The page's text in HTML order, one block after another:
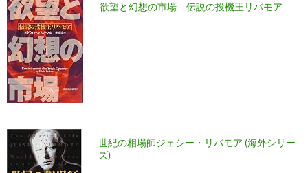
欲望と幻想の市場―伝説の投機王リバモア
世紀の相場師ジェシー・リバモア (海外シリー
ズ)